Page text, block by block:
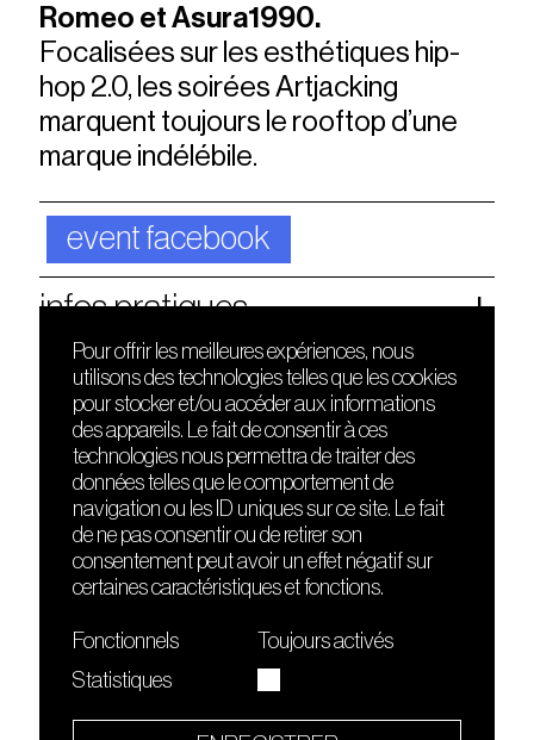
Romeo et Asura1990.
Focalisées sur les esthétiques hip-
hop 2.0, les soirées Artjacking
marquent toujours le rooftop d’une
marque indélébile.
event facebook
infos pratiques
DÉCOUVRIR
Le lieu
Contact
Presse
Cours de DJing
TMLAB
FRIENDS
Nuits sonores
HEAT
Hôtel71
La Gaîté Lyrique
Le Sucre fait partie de
Pour offrir les meilleures expériences, nous
utilisons des technologies telles que les cookies
pour stocker et/ou accéder aux informations
des appareils. Le fait de consentir à ces
technologies nous permettra de traiter des
données telles que le comportement de
navigation ou les ID uniques sur ce site. Le fait
de ne pas consentir ou de retirer son
consentement peut avoir un effet négatif sur
certaines caractéristiques et fonctions.
Fonctionnels
Toujours activés
Statistiques